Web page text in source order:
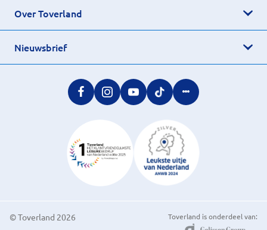
Over Toverland
Nieuwsbrief
© Toverland 2026
Toverland is onderdeel van: